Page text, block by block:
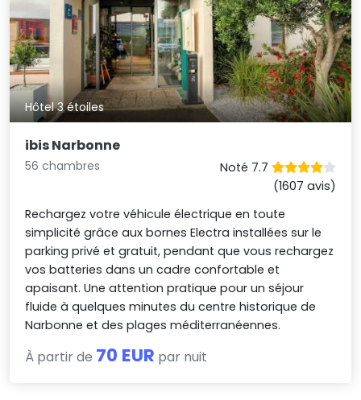
Hôtel 3 étoiles
ibis Narbonne
56 chambres
Noté 7.7
(1607 avis)
Rechargez votre véhicule électrique en toute
simplicité grâce aux bornes Electra installées sur le
parking privé et gratuit, pendant que vous rechargez
vos batteries dans un cadre confortable et
apaisant. Une attention pratique pour un séjour
fluide à quelques minutes du centre historique de
Narbonne et des plages méditerranéennes.
À partir de 70 EUR par nuit